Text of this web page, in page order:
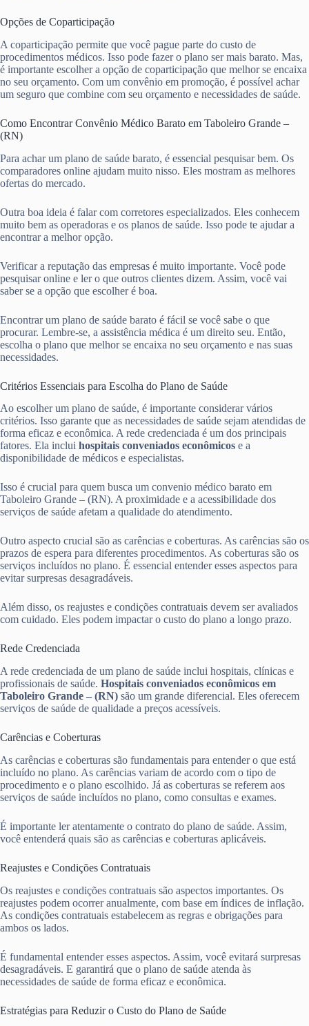
Opções de Coparticipação
A coparticipação permite que você pague parte do custo de
procedimentos médicos. Isso pode fazer o plano ser mais barato. Mas,
é importante escolher a opção de coparticipação que melhor se encaixa
no seu orçamento. Com um convênio em promoção, é possível achar
um seguro que combine com seu orçamento e necessidades de saúde.
Como Encontrar Convênio Médico Barato em Taboleiro Grande –
(RN)
Para achar um plano de saúde barato, é essencial pesquisar bem. Os
comparadores online ajudam muito nisso. Eles mostram as melhores
ofertas do mercado.
Outra boa ideia é falar com corretores especializados. Eles conhecem
muito bem as operadoras e os planos de saúde. Isso pode te ajudar a
encontrar a melhor opção.
Verificar a reputação das empresas é muito importante. Você pode
pesquisar online e ler o que outros clientes dizem. Assim, você vai
saber se a opção que escolher é boa.
Encontrar um plano de saúde barato é fácil se você sabe o que
procurar. Lembre-se, a assistência médica é um direito seu. Então,
escolha o plano que melhor se encaixa no seu orçamento e nas suas
necessidades.
Critérios Essenciais para Escolha do Plano de Saúde
Ao escolher um plano de saúde, é importante considerar vários
critérios. Isso garante que as necessidades de saúde sejam atendidas de
forma eficaz e econômica. A rede credenciada é um dos principais
fatores. Ela inclui hospitais conveniados econômicos e a
disponibilidade de médicos e especialistas.
Isso é crucial para quem busca um convenio médico barato em
Taboleiro Grande – (RN). A proximidade e a acessibilidade dos
serviços de saúde afetam a qualidade do atendimento.
Outro aspecto crucial são as carências e coberturas. As carências são os
prazos de espera para diferentes procedimentos. As coberturas são os
serviços incluídos no plano. É essencial entender esses aspectos para
evitar surpresas desagradáveis.
Além disso, os reajustes e condições contratuais devem ser avaliados
com cuidado. Eles podem impactar o custo do plano a longo prazo.
Rede Credenciada
A rede credenciada de um plano de saúde inclui hospitais, clínicas e
profissionais de saúde. Hospitais conveniados econômicos em
Taboleiro Grande – (RN) são um grande diferencial. Eles oferecem
serviços de saúde de qualidade a preços acessíveis.
Carências e Coberturas
As carências e coberturas são fundamentais para entender o que está
incluído no plano. As carências variam de acordo com o tipo de
procedimento e o plano escolhido. Já as coberturas se referem aos
serviços de saúde incluídos no plano, como consultas e exames.
É importante ler atentamente o contrato do plano de saúde. Assim,
você entenderá quais são as carências e coberturas aplicáveis.
Reajustes e Condições Contratuais
Os reajustes e condições contratuais são aspectos importantes. Os
reajustes podem ocorrer anualmente, com base em índices de inflação.
As condições contratuais estabelecem as regras e obrigações para
ambos os lados.
É fundamental entender esses aspectos. Assim, você evitará surpresas
desagradáveis. E garantirá que o plano de saúde atenda às
necessidades de saúde de forma eficaz e econômica.
Estratégias para Reduzir o Custo do Plano de Saúde